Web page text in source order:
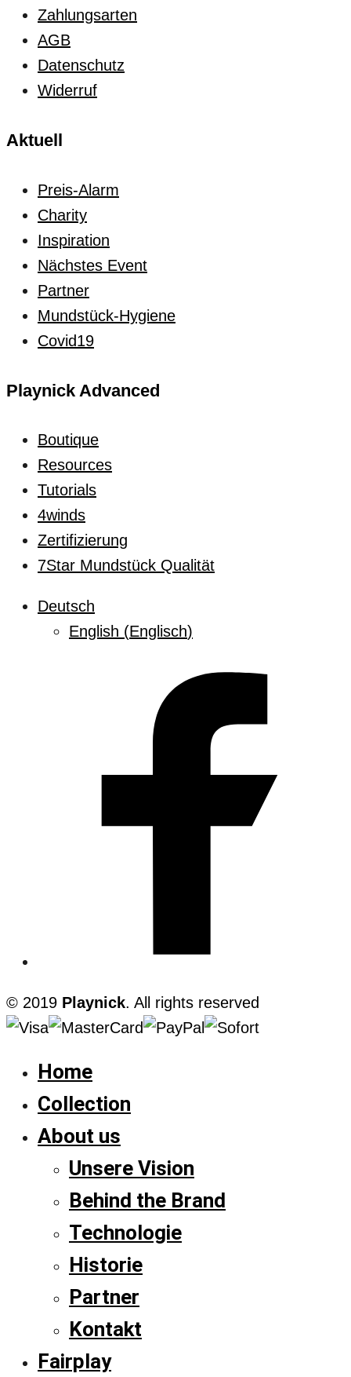
Zahlungsarten
AGB
Datenschutz
Widerruf
Aktuell
Preis-Alarm
Charity
Inspiration
Nächstes Event
Partner
Mundstück-Hygiene
Covid19
Playnick Advanced
Boutique
Resources
Tutorials
4winds
Zertifizierung
7Star Mundstück Qualität
Deutsch
English (Englisch)
© 2019 Playnick. All rights reserved
Home
Collection
About us
Unsere Vision
Behind the Brand
Technologie
Historie
Partner
Kontakt
Fairplay